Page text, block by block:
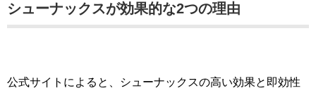
シューナックスが効果的な2つの理由
公式サイトによると、シューナックスの高い効果と即効性